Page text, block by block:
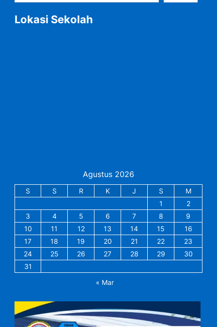
Lokasi Sekolah
Agustus 2026
S S R K J S
M
1
2
3
4 5 6 7 8
9
10
11 12 13 14 15
16
17
18 19 20 21 22
23
24
25 26 27 28 29
30
31
« Mar